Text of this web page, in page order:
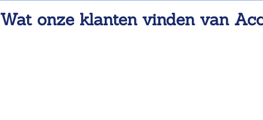
Wat onze klanten vinden van